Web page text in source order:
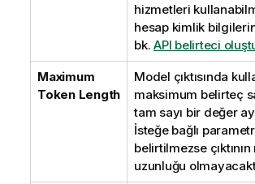
hizmetleri
hesap kimlik
bk. API belirteci
Maximum
Token Length
Model çıktısında
maksimum belirteç
tam sayı bir değer
İsteğe bağlı
belirtilmezse
uzunluğu